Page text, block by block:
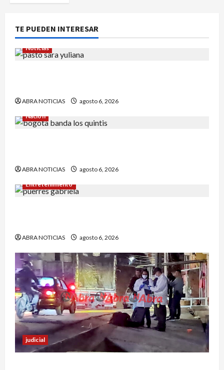
TE PUEDEN INTERESAR
Noticias
ABRA NOTICIAS
agosto 6, 2026
Nación
ABRA NOTICIAS
agosto 6, 2026
Entretenimiento
ABRA NOTICIAS agosto 6, 2026
judicial